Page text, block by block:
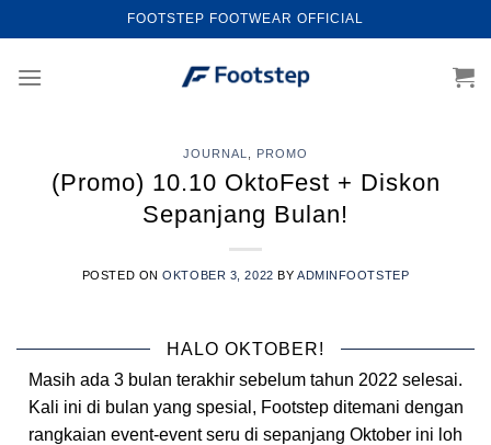
to
content
FOOTSTEP FOOTWEAR OFFICIAL
JOURNAL PROMO
(Promo) 10.10 OktoFest + Diskon
Sepanjang Bulan!
POSTED ONOKTOBER 3, 2022 BY ADMINFOOTSTEP
HALO OKTOBER!
Masih ada 3 bulan terakhir sebelum tahun 2022 selesai.
Kali ini di bulan yang spesial, Footstep ditemani dengan
rangkaian event-event seru di sepanjang Oktober ini loh